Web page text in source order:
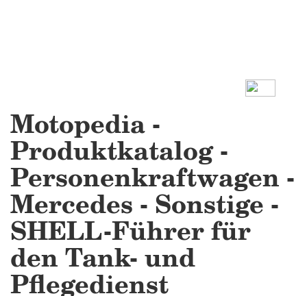
Motopedia -
Produktkatalog -
Personenkraftwagen -
Mercedes - Sonstige -
SHELL-Führer für
den Tank- und
Pflegedienst